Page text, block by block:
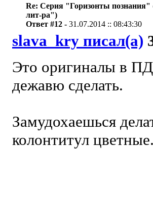
Re: Серия "Горизонты познания"
лит-ра")
Ответ #12 -31.07.2014 :: 08:43:30
slava_kry писал(а)
Это оригиналы в
дежавю сделать.
Замудохаешься
колонтитул